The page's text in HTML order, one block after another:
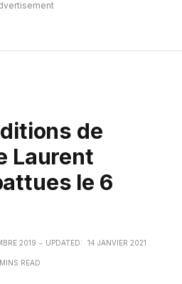
de
Laurent
le 6
2019 UPDATED: 14 JANVIER 2021
READ